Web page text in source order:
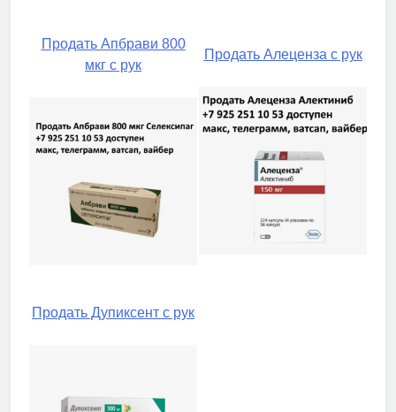
Продать Апбрави 800
мкг с рук
Продать Алеценза с рук
Продать Дупиксент с рук